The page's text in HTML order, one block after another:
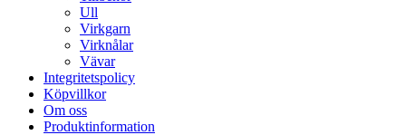
Ull
Virkgarn
Virknålar
Vävar
Integritetspolicy
Köpvillkor
Om oss
Produktinformation